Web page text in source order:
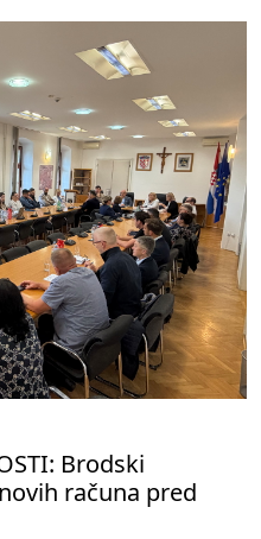
Brodski
računa pred